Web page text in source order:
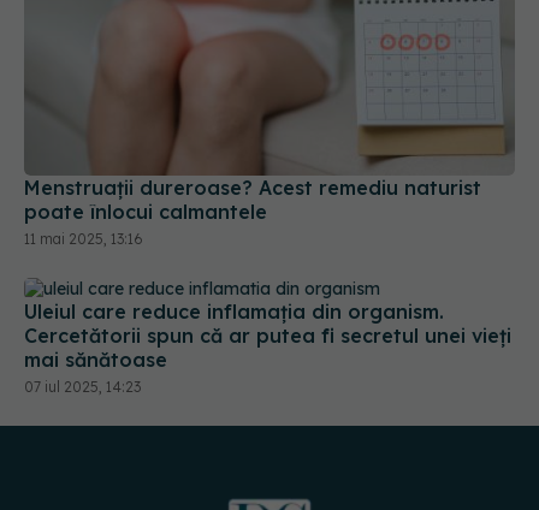
Menstruații dureroase? Acest remediu naturist
poate înlocui calmantele
11 mai 2025, 13:16
Uleiul care reduce inflamația din organism.
Cercetătorii spun că ar putea fi secretul unei vieți
mai sănătoase
07 iul 2025, 14:23